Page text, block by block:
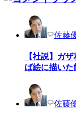
佐藤
【社説】ガ
ば絵に描いた
佐藤